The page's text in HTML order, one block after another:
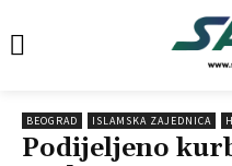
BEOGRAD ISLAMSKA ZAJEDNICA
Podijeljeno